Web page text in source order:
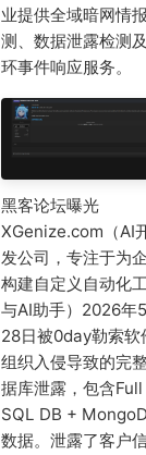
业提供全域暗网情
测、数据泄露检测
环事件响应服务。
黑客论坛曝光
XGenize.com（AI
发公司，专注于为
构建自定义自动化
与AI助手）2026年
28日被0day勒索软
组织入侵导致的完
据库泄露，包含Full
SQL DB +
数据。泄露了客户